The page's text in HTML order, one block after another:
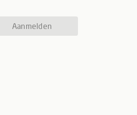
Aanmelden